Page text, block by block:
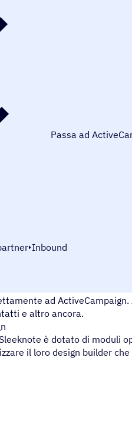
Passa ad
Inbound
ad
e altro ancora.
è dotato di moduli
il loro design builder